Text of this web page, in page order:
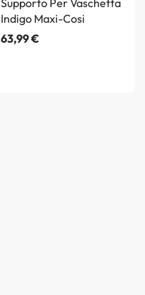
Supporto Per Vaschetta
Indigo Maxi-Cosi
63,99€